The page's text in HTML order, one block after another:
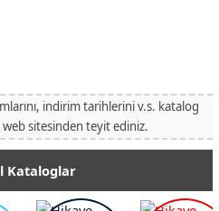
indirim tarihlerini v.s. katalog
sitesinden teyit ediniz.
Kataloglar